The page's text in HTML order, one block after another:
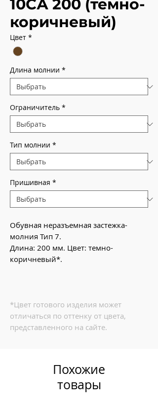
10СА 200 (темно-
коричневый)
Цвет *
Длина молнии *
Ограничитель *
Тип молнии *
Пришивная *
Обувная неразъемная застежка-
молния Тип 7.
Длина: 200 мм. Цвет: темно-
коричневый*.
*Цвет готового изделия может
отличаться по оттенку от цвета,
представленного на сайте.
Похожие
товары